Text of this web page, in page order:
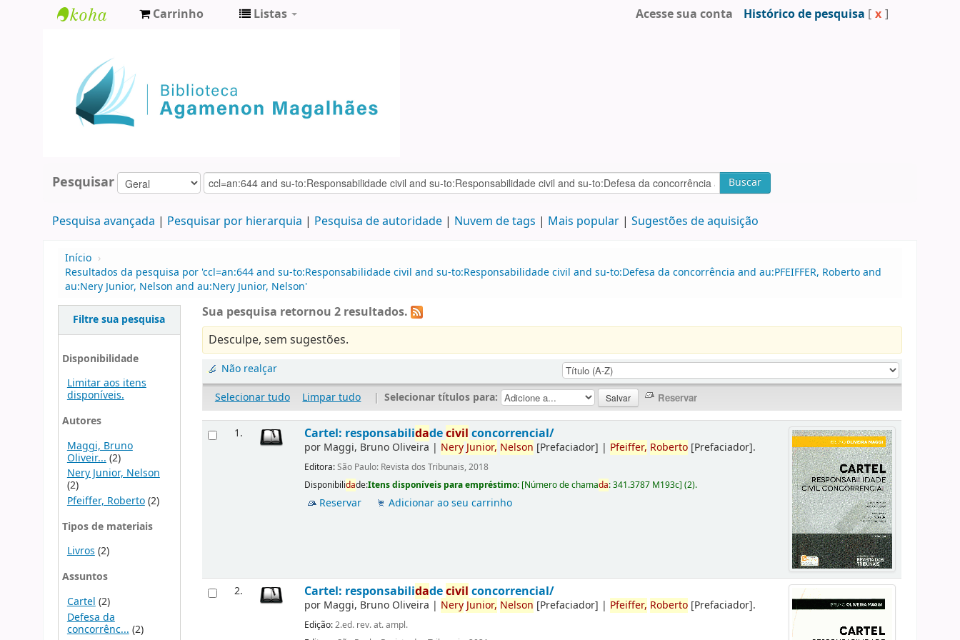
Agamenon
Magalhães
Carrinho Listas Acesse sua conta Histórico de pesquisa [ x ]
Pesquisar Buscar
Pesquisa avançada Pesquisar por hierarquia Pesquisa de autoridade Nuvem de tags Mais popular Sugestões de aquisição
Início ›
Resultados da pesquisa por 'ccl=an:644 and su-to:Responsabilidade civil and su-to:Responsabilidade civil and su-to:Defesa da concorrência and au:PFEIFFER, Roberto and
au:Nery Junior, Nelson and au:Nery Junior, Nelson'
Filtre sua pesquisa
Disponibilidade
Limitar aos itens
disponíveis.
Autores
Maggi, Bruno
Oliveir... (2)
Nery Junior, Nelson
(2)
Pfeiffer, Roberto(2)
Tipos de materiais
Livros(2)
Assuntos
Cartel (2)
Defesa da
concorrênc... (2)
Sua pesquisa retornou 2 resultados.
Desculpe, sem sugestões.
Não realçar
Selecionar tudo
Limpar tudo | Selecionar títulos para:
1. Cartel: responsabilidadecivil concorrencial/
por Maggi, Bruno Oliveira | NeryJunior, Nelson [Prefaciador] | Pfeiffer, Roberto [Prefaciador].
Editora:São Paulo: Revista dos Tribunais, 2018
Disponibilidade:Itens disponíveis para empréstimo: [Número de chamada:341.3787 M193c](2).
Reservar Adicionar ao seu carrinho
2. Cartel: responsabilidadecivil concorrencial/
por Maggi, Bruno Oliveira | NeryJunior, Nelson [Prefaciador] | Pfeiffer, Roberto [Prefaciador].
Edição:2.ed. rev. at. ampl.